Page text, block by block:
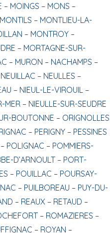
– MOINGS – MONS –
MONTILS – MONTLIEU-LA-
– MONTROY –
– MORTAGNE-SUR-
– MURON – NACHAMPS –
NEUILLAC – NEULLES –
– NIEUL-LE-VIROUIL –
MER – NIEULLE-SUR-SEUDRE
BOUTONNE – ORIGNOLLES
– PERIGNY – PESSINES
POLIGNAC – POMMIERS-
D’ARNOULT – PORT-
– POUILLAC – POURSAY-
– PUILBOREAU – PUY-DU-
– REAUX – RETAUD –
– ROMAZIERES –
– ROYAN –